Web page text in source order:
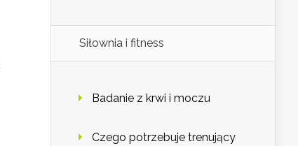
Siłownia i fitness
Badanie z krwi i moczu
Czego potrzebuje trenujący